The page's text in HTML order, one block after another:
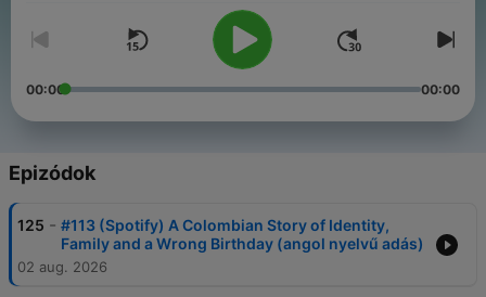
00:00 00:00
Epizódok
125 - #113 (Spotify) A Colombian Story of Identity,
Family and a Wrong Birthday (angol nyelvű adás)
02 aug. 2026